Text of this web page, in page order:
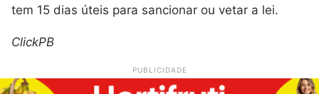
tem 15 dias úteis para sancionar ou vetar a lei.
ClickPB
PUBLICIDADE